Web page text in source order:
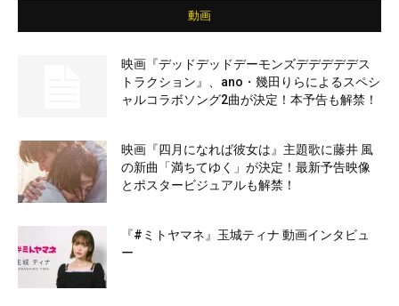
動画
映画『デッドデッドデーモンズデデデデデス
トラクション』、ano・幾田りらによるスペシ
ャルコラボソング2曲が決定！本予告も解禁！
映画『四月になれば彼女は』主題歌に藤井 風
の新曲「満ちてゆく」が決定！最新予告映像
とポスタービジュアルも解禁！
『#ミトヤマネ』玉城ティナ 動画インタビュ
ー